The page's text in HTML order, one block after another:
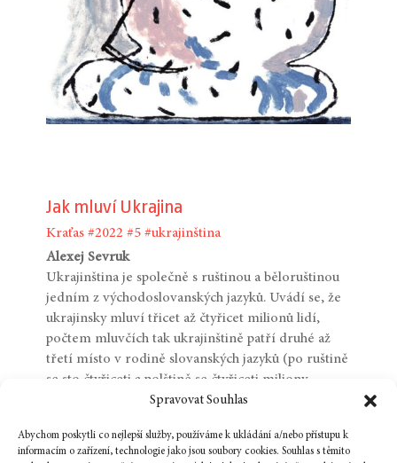
Spravovat Souhlas
Abychom poskytli co nejlepší služby, používáme k ukládání a/nebo přístupu k
informacím o zařízení, technologie jako jsou soubory cookies. Souhlas s těmito
Jak mluví Ukrajina
Kraťas #2022 #5 #ukrajinština
Alexej Sevruk
Ukrajinština je společně s ruštinou a běloruštinou
jedním z východoslovanských jazyků. Uvádí se, že
ukrajinsky mluví třicet až čtyřicet milionů lidí,
počtem mluvčích tak ukrajinštině patří druhé až
třetí místo v rodině slovanských jazyků (po ruštině
se sto čtyřiceti a polštině se čtyřiceti miliony
Centrem Razumkova, neziskovou organizací